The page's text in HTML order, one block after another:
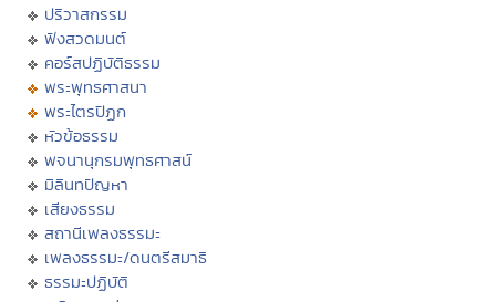
ปริวาสกรรม
ฟังสวดมนต์
คอร์สปฏิบัติธรรม
พระพุทธศาสนา
พระไตรปิฏก
หัวข้อธรรม
พจนานุกรมพุทธศาสน์
มิลินทปัญหา
เสียงธรรม
สถานีเพลงธรรมะ
เพลงธรรมะ/ดนตรีสมาธิ
ธรรมะปฏิบัติ